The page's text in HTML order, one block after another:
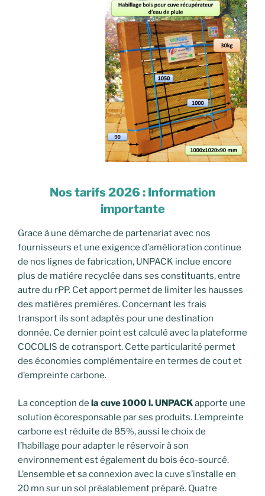
Nos tarifs 2026 : Information
importante
Grace à une démarche de partenariat avec nos
fournisseurs et une exigence d’amélioration continue
de nos lignes de fabrication, UNPACK inclue encore
plus de matiére recyclée dans ses constituants, entre
autre du rPP. Cet apport permet de limiter les hausses
des matiéres premiéres. Concernant les frais
transport ils sont adaptés pour une destination
donnée. Ce dernier point est calculé avec la plateforme
COCOLIS de cotransport. Cette particularité permet
des économies complémentaire en termes de cout et
d’empreinte carbone.
La conception de la cuve 1000 l. UNPACKapporte une
solution écoresponsable par ses produits. L’empreinte
carbone est réduite de 85%, aussi le choix de
l’habillage pour adapter le réservoir à son
environnement est également du bois éco-sourcé.
L’ensemble et sa connexion avec la cuve s’installe en
20 mn sur un sol préalablement préparé. Quatre